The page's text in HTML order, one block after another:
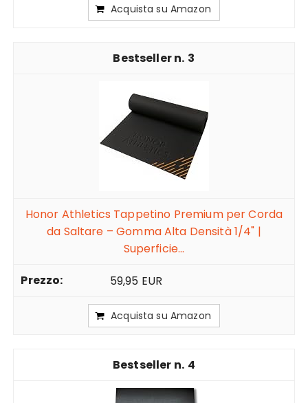
Acquista su Amazon
3
Honor Athletics Tappetino Premium per Corda
da Saltare – Gomma Alta Densità 1/4" |
Superficie...
59,95 EUR
Acquista su Amazon
4